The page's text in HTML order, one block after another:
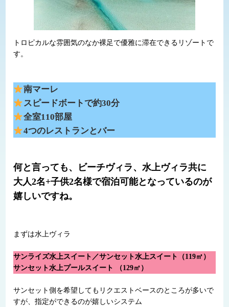
トロピカルな雰囲気のなか裸足で優雅に滞在できるリゾートで
す。
南マーレ
スピードボートで約30分
全室110部屋
4つのレストランとバー
何と言っても、ビーチヴィラ、水上ヴィラ共に
大人2名+子供2名様で宿泊可能となっているのが
嬉しいですね。
まずは水上ヴィラ
サンライズ水上スイート／サンセット水上スイート（119㎡）
サンセット水上プールスイート （129㎡）
サンセット側を希望してもリクエストベースのところが多いで
すが、指定ができるのが嬉しいシステム